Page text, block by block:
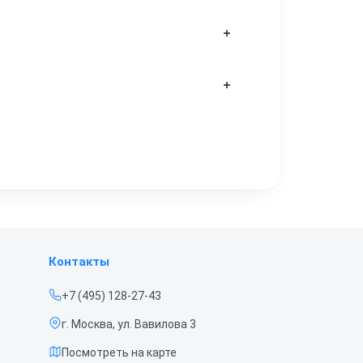
порядке.
рассчитана на новые
Контакты
+7 (495) 128-27-43
г. Москва, ул. Вавилова 3
Посмотреть на карте